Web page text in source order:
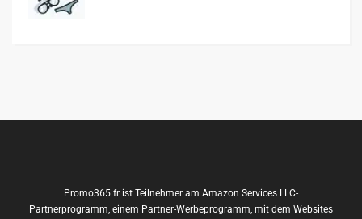
Promo365.fr ist Teilnehmer am Amazon Services LLC-
Partnerprogramm, einem Partner-Werbeprogramm, mit dem Websites